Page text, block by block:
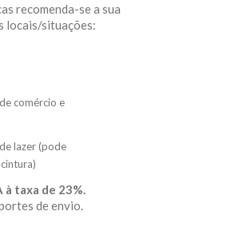
recomenda-se a sua
locais/situações:
comércio e
lazer (pode
taxa de 23%.
de envio.